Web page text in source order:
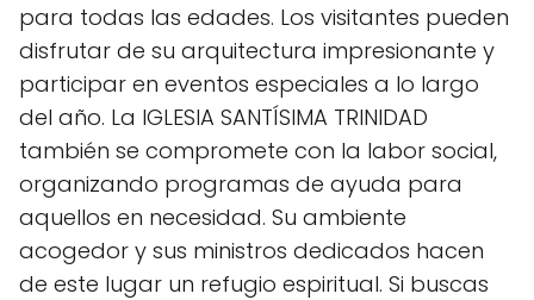
para todas las edades. Los visitantes pueden
disfrutar de su arquitectura impresionante y
participar en eventos especiales a lo largo
del año. La IGLESIA SANTÍSIMA TRINIDAD
también se compromete con la labor social,
organizando programas de ayuda para
aquellos en necesidad. Su ambiente
acogedor y sus ministros dedicados hacen
de este lugar un refugio espiritual. Si buscas